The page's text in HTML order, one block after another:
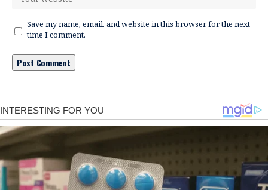
Save my name, email, and website in this browser for the next
time I comment.